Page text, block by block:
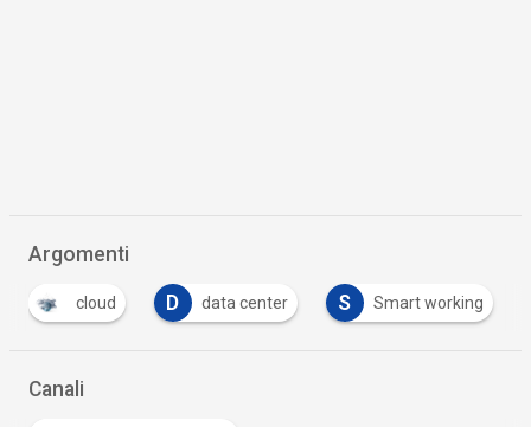
Argomenti
cloud D data center S Smart working
Canali